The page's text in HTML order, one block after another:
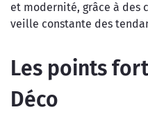
et modernité, grâce à des
veille constante des
Les points
Déco